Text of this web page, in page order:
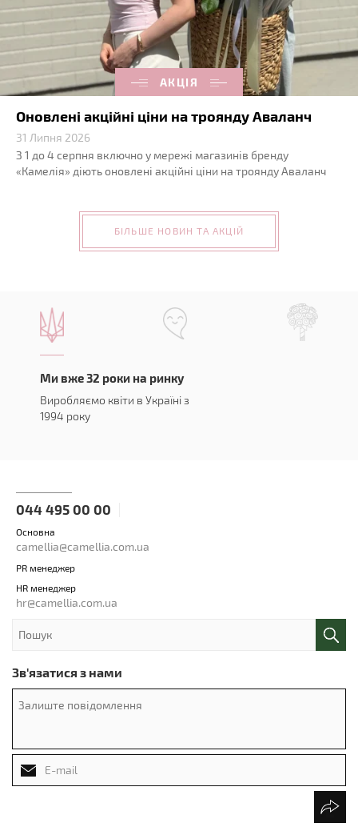
АКЦІЯ
Оновлені акційні ціни на троянду Аваланч
31 Липня 2026
З 1 до 4 серпня включно у мережі магазинів бренду
«Камелія» діють оновлені акційні ціни на троянду Аваланч
БІЛЬШЕ НОВИН ТА АКЦІЙ
Ми вже 32 роки на ринку
Виробляємо квіти в Україні з
1994 року
044 495 00 00
Основна
camellia@camellia.com.ua
PR менеджер
HR менеджер
hr@camellia.com.ua
Зв'язатися з нами